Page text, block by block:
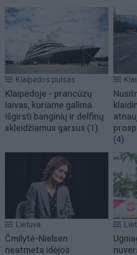
Klaipėdos pulsas
Klaipėdoje - prancūzų
laivas, kuriame galima
išgirsti banginių ir delfinų
skleidžiamus garsus (1)
(4)
Lietuva
Čmilytė-Nielsen
neatmeta idėjos